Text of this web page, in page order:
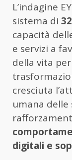
L’indagine
sistema di
capacità
e servizi a
della vita
cresciuta
umana
digitali e